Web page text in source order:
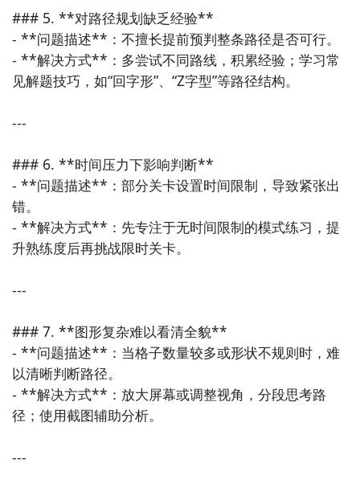
### 5. **对路径规划缺乏经验**
- **问题描述**：不擅长提前预判整条路径是否可行。
- **解决方式**：多尝试不同路线，积累经验；学习常
见解题技巧，如“回字形”、“Z字型”等路径结构。
---
### 6. **时间压力下影响判断**
- **问题描述**：部分关卡设置时间限制，导致紧张出
错。
- **解决方式**：先专注于无时间限制的模式练习，提
升熟练度后再挑战限时关卡。
---
### 7. **图形复杂难以看清全貌**
- **问题描述**：当格子数量较多或形状不规则时，难
以清晰判断路径。
- **解决方式**：放大屏幕或调整视角，分段思考路
径；使用截图辅助分析。
---